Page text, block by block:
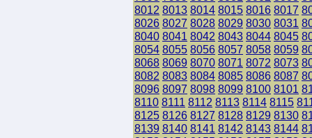
8012 8013 8014 8015 8016 8017
8026 8027 8028 8029 8030 8031
8040 8041 8042 8043 8044 8045
8054 8055 8056 8057 8058 8059
8068 8069 8070 8071 8072 8073
8082 8083 8084 8085 8086 8087
8096 8097 8098 8099 8100 8101
8110 8111 8112 8113 8114 8115
8125 8126 8127 8128 8129 8130
8139 8140 8141 8142 8143 8144